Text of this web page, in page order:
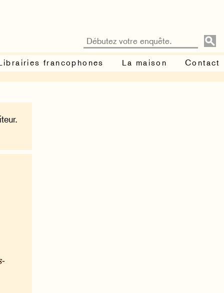
francophones La maison Contact